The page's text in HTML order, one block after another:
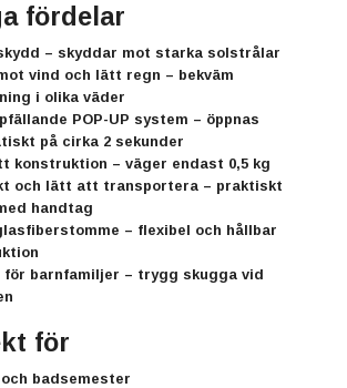
fördelar
– skyddar mot starka solstrålar
vind och lätt regn – bekväm
i olika väder
POP-UP system – öppnas
på cirka 2 sekunder
konstruktion – väger endast 0,5 kg
och lätt att transportera – praktiskt
handtag
– flexibel och hållbar
för barnfamiljer – trygg skugga vid
för
badsemester